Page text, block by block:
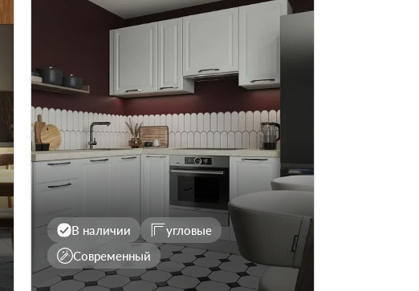
В наличии
угловые
Современный